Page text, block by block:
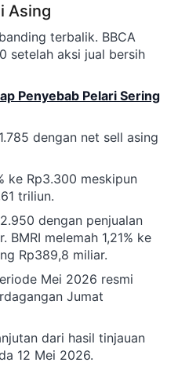
Asing
terbalik. BBCA
setelah aksi jual bersih
Penyebab Pelari Sering
dengan net sell asing
ke Rp3.300 meskipun
triliun.
dengan penjualan
BMRI melemah 1,21% ke
Rp389,8 miliar.
Mei 2026 resmi
Jumat
dari hasil tinjauan
12 Mei 2026.